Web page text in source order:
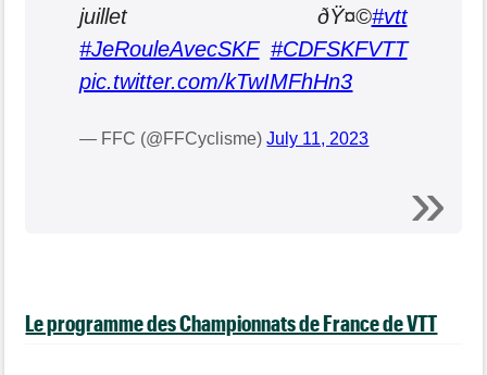
juillet ðŸ¤©#vtt
#JeRouleAvecSKF #CDFSKFVTT
pic.twitter.com/kTwIMFhHn3
— FFC (@FFCyclisme)July 11, 2023
Le programme des Championnats de France de VTT